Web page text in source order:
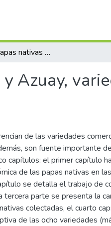
Guía Técnica Papas nativas de Cañar y Azuay, variedades que perduran a través del tiempo
Azuay,
de las variedades
son fuente importante
capítulos: el primer capítulo
de las papas nativas en
se detalla el trabajo de
tercera parte se presenta la
colectadas, el cuarto
de las ocho variedades